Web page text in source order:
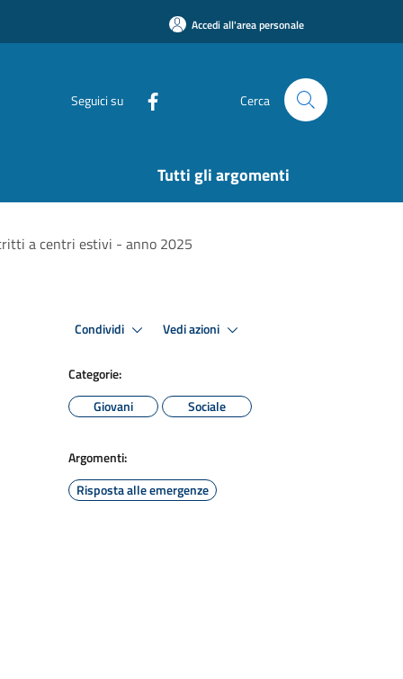
Accedi all'area personale
Seguici su Cerca
Tutti gli argomenti
a centri estivi - anno 2025
Condividi Vedi azioni
Categorie:
Giovani
Sociale
Argomenti:
Risposta alle emergenze